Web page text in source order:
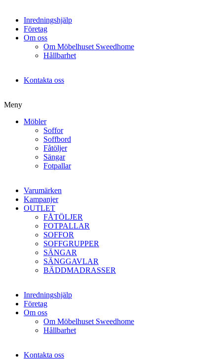
Inredningshjälp
Företag
Om oss
Om Möbelhuset Sweedhome
Hållbarhet
Kontakta oss
Meny
Möbler
Soffor
Soffbord
Fåtöljer
Sängar
Fotpallar
Varumärken
Kampanjer
OUTLET
FÅTÖLJER
FOTPALLAR
SOFFOR
SOFFGRUPPER
SÄNGAR
SÄNGGAVLAR
BÄDDMADRASSER
Inredningshjälp
Företag
Om oss
Om Möbelhuset Sweedhome
Hållbarhet
Kontakta oss